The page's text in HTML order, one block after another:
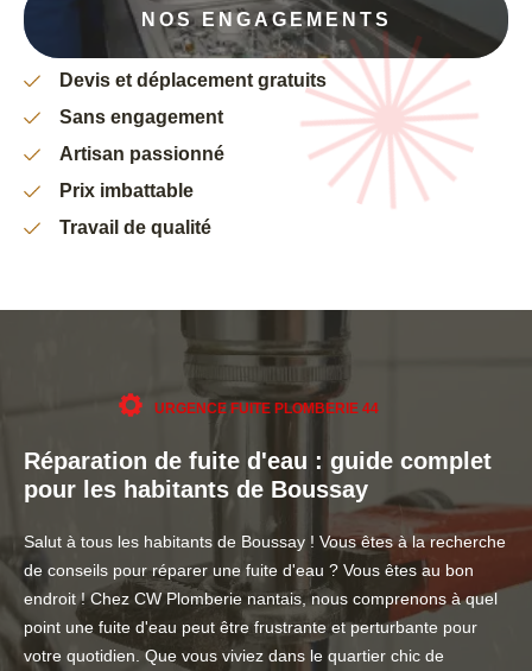
NOS ENGAGEMENTS
Devis et déplacement gratuits
Sans engagement
Artisan passionné
Prix imbattable
Travail de qualité
URGENCE FUITE PLOMBERIE 44
Réparation de fuite d'eau : guide complet
pour les habitants de Boussay
Salut à tous les habitants de Boussay ! Vous êtes à la recherche
de conseils pour réparer une fuite d'eau ? Vous êtes au bon
endroit ! Chez CW Plomberie nantais, nous comprenons à quel
point une fuite d'eau peut être frustrante et perturbante pour
votre quotidien. Que vous viviez dans le quartier chic de